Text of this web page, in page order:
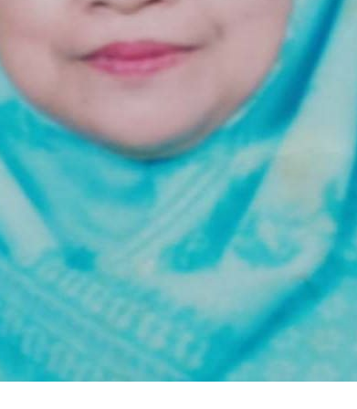
Subscribe